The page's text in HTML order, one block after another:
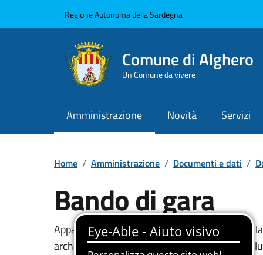
Regione Autonoma della Sardegna
Comune di Alghero
Un Comune da vivere
Amministrazione Novità Servizi
Home / Amministrazione / Documenti e dati /
Bando di gara
Dettaglio del documento
Appalto per l'affidamento dell'esecuzione dei
architettoniche della Casa comunale di via